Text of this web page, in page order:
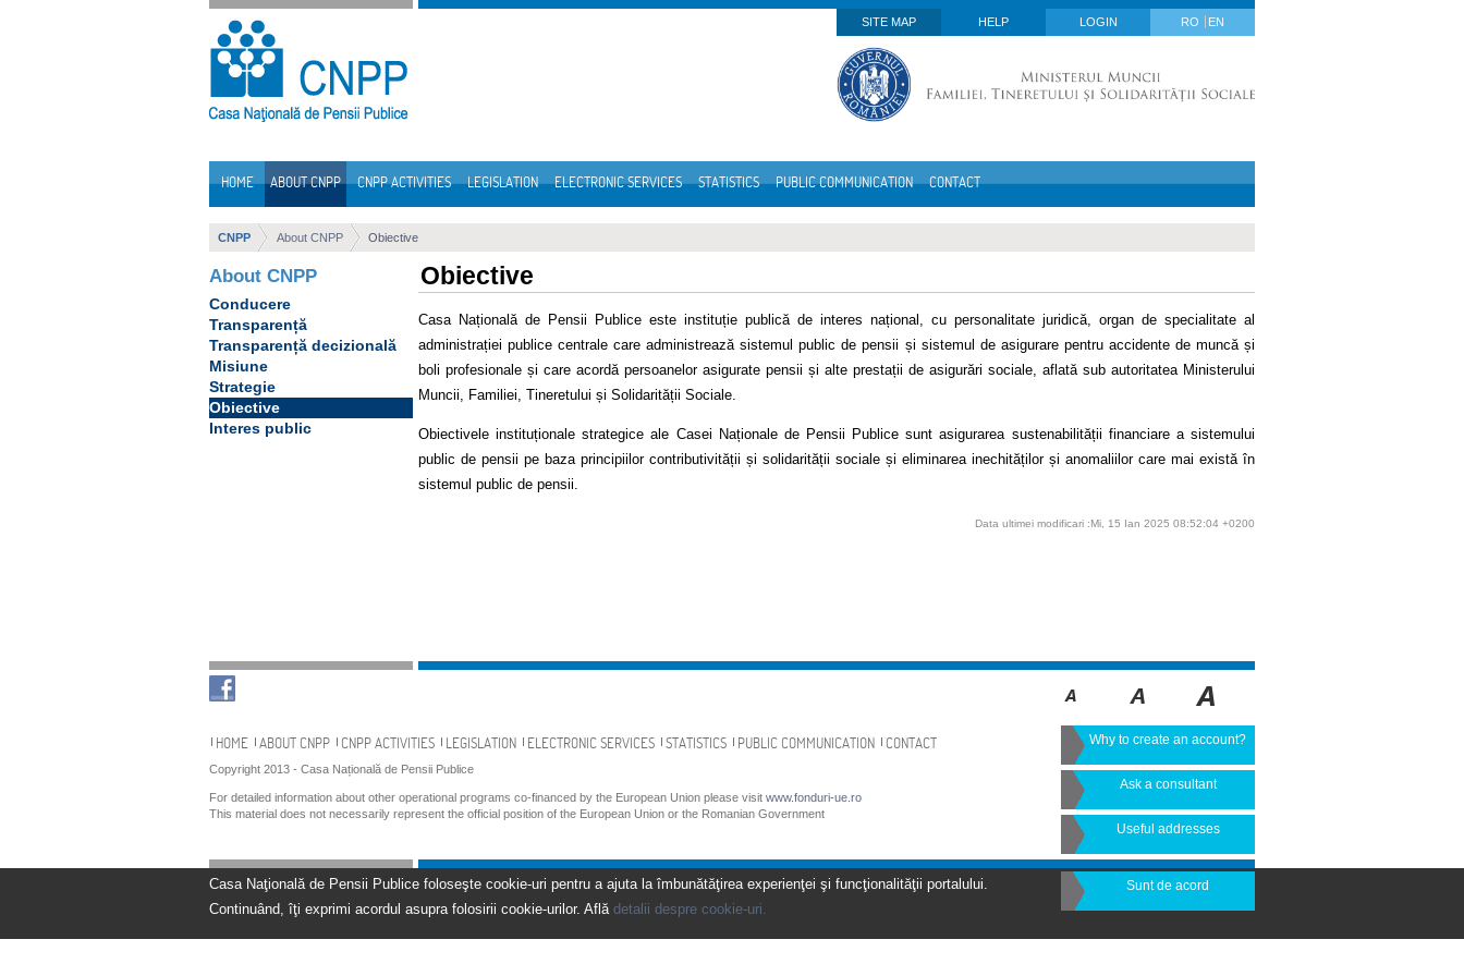
Skip to Content
SITE MAP
HELP LOGIN RO EN
HOME ABOUT CNPP CNPP ACTIVITIES LEGISLATION ELECTRONIC SERVICES STATISTICS PUBLIC COMMUNICATION CONTACT
CNPP About CNPP Obiective
About CNPP
Conducere
Transparență
Transparență decizională
Misiune
Strategie
Obiective
Interes public
Obiective
Casa Națională de Pensii Publice este instituție publică de interes național, cu personalitate juridică, organ de specialitate al
administrației publice centrale care administrează sistemul public de pensii și sistemul de asigurare pentru accidente de muncă și
boli profesionale și care acordă persoanelor asigurate pensii și alte prestații de asigurări sociale, aflată sub autoritatea Ministerului
Muncii, Familiei, Tineretului și Solidarității Sociale.
Obiectivele instituționale strategice ale Casei Naționale de Pensii Publice sunt asigurarea sustenabilității financiare a sistemului
public de pensii pe baza principiilor contributivității și solidarității sociale și eliminarea inechităților și anomaliilor care mai există în
sistemul public de pensii.
Data ultimei modificari :Mi, 15 Ian 2025 08:52:04 +0200
Navigation
HOME ABOUT CNPP CNPP ACTIVITIES LEGISLATION ELECTRONIC SERVICES STATISTICS PUBLIC COMMUNICATION CONTACT
Copyright 2013 - Casa Națională de Pensii Publice
For detailed information about other operational programs co-financed by the European Union please visit www.fonduri-ue.ro
This material does not necessarily represent the official position of the European Union or the Romanian Government
Why to create an account?
Ask a consultant
Useful addresses
Casa Naţională de Pensii Publice foloseşte cookie-uri pentru a ajuta la îmbunătăţirea experienţei şi funcţionalităţii portalului.
Continuând, îţi exprimi acordul asupra folosirii cookie-urilor. Află detalii despre cookie-uri.
Sunt de acord